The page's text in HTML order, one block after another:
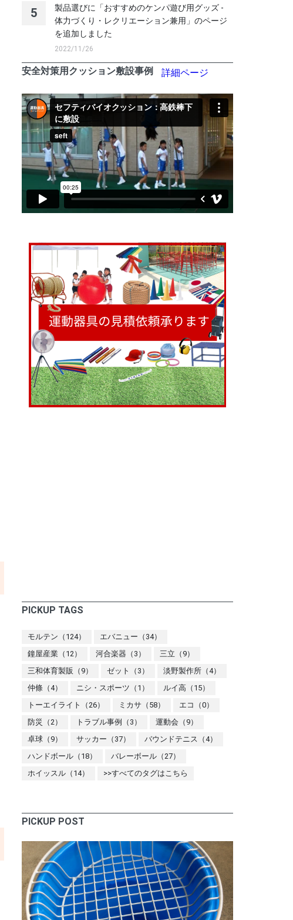
5
製品選びに「おすすめのケンパ遊び用グッズ -
体力づくり・レクリエーション兼用」のページ
を追加しました
2022/11/26
安全対策用クッション敷設事例 詳細ページ
PICKUP TAGS
モルテン（124）
エバニュー（34）
鐘屋産業（12）
河合楽器（3）
三立（9）
三和体育製販（9）
ゼット（3）
淡野製作所（4）
仲條（4）
ニシ・スポーツ（1）
ルイ高（15）
トーエイライト（26）
ミカサ（58）
エコ（0）
防災（2）
トラブル事例（3）
運動会（9）
卓球（9）
サッカー（37）
バウンドテニス（4）
ハンドボール（18）
バレーボール（27）
ホイッスル（14）
>>すべてのタグはこちら
PICKUP POST